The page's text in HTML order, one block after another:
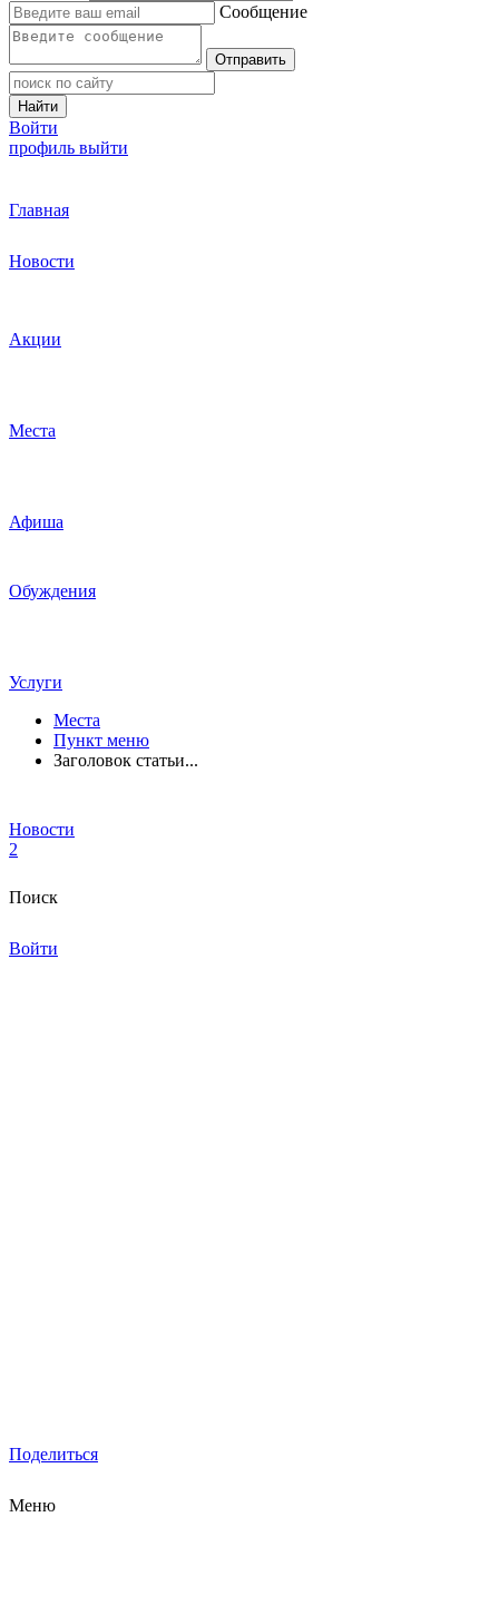
Сообщение
Отправить
Найти
Войти
профиль выйти
Главная
Новости
Акции
Места
Афиша
Обуждения
Услуги
Места
Пункт меню
Заголовок статьи...
Новости
2
Поиск
Войти
Поделиться
Меню